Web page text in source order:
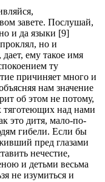
завете. Послушай,
и да языки [9]
но и
ему такое имя
ту
причиняет много и
нам значение
об этом не потому,
тяготеющих над нами
это дитя, мало-по-
гибели. Если бы
пред глазами
нечестие,
и детьми весьма
не изумиться и